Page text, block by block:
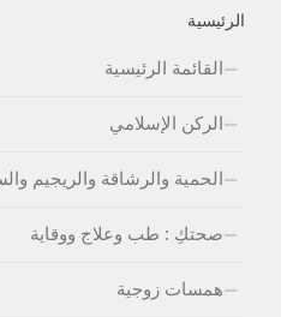
الرئيسية
القائمة الرئيسية
الركن الإسلامي
الحمية والرشاقة والريجيم
صحتكِ : طب وعلاج ووقاية
همسات زوجية